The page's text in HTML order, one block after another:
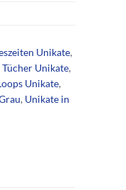
Unikate,
Tücher Unikate,
Unikate,
, Unikate in